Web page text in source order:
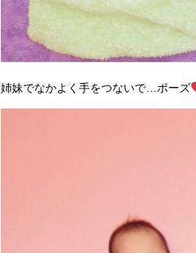
姉妹でなかよく手をつないで…ポーズ